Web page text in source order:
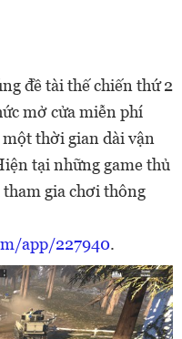
đề tài thế chiến thứ 2
mở cửa miễn phí
thời gian dài vận
tại những game thủ
tham gia chơi thông
app/227940.